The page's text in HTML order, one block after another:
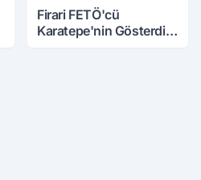
Firari FETÖ'cü
Karatepe'nin Gösterdiği